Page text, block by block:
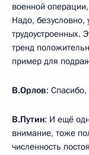
военной
Надо, безусловно,
трудоустроенных.
тренд
пример для
В.Орлов:
В.Путин: И ещё
внимание, тоже
численность